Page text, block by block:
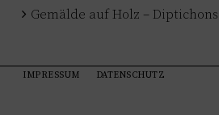
Gemälde auf Holz – Diptichons
IMPRESSUM DATENSCHUTZ